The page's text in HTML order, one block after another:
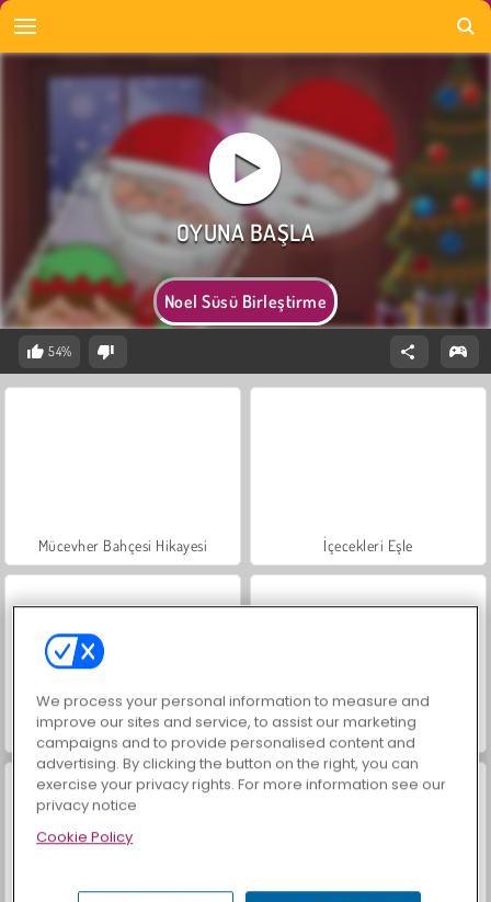
Noel Süsü Birleştirme
54%
Mücevher Bahçesi Hikayesi İçecekleri Eşle
Büyük Mahjong Eşleme Trollface Quest: USA 2
We process your personal information to measure and
improve our sites and service, to assist our marketing
campaigns and to provide personalised content and
advertising. By clicking the button on the right, you can
exercise your privacy rights. For more information see our
privacy notice
Cookie Policy